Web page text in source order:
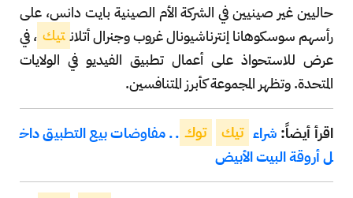
حاليين غير صينيين في الشركة الأم الصينية بايت دانس، على
رأسهم سوسكوهانا إنترناشيونال غروب وجنرال أتلان تيك ، في
عرض للاستحواذ على أعمال تطبيق الفيديو في الولايات
المتحدة. وتظهر المجموعة كأبرز المتنافسين.
اقرأ أيضاً:شراء تيك توك .. مفاوضات بيع التطبيق داخ
ل أروقة البيت الأبيض